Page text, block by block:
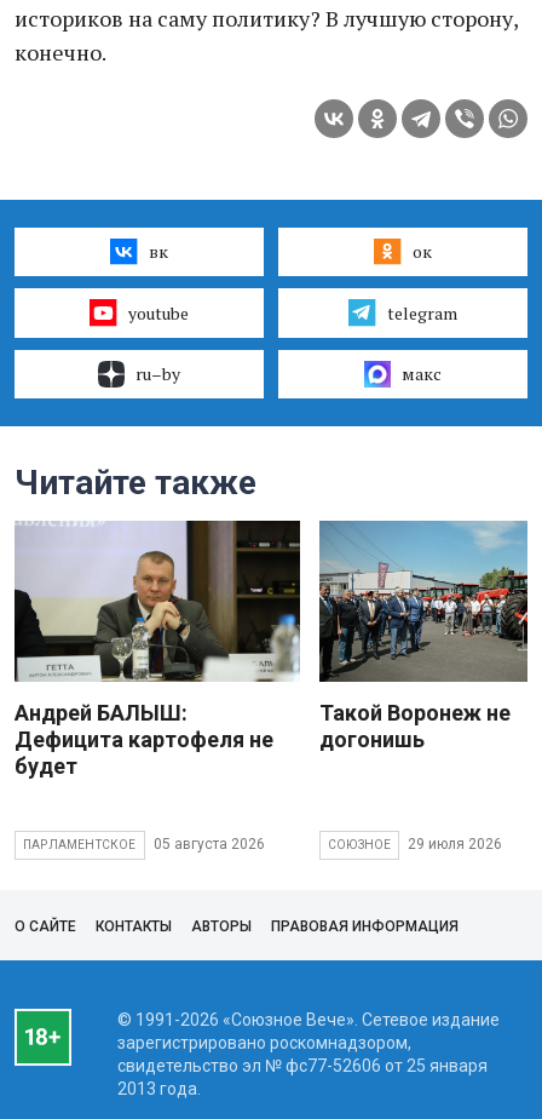
историков на саму политику? В лучшую сторону,
конечно.
вк ок
youtube telegram
ru–by макс
Читайте также
Андрей БАЛЫШ:
Дефицита картофеля не
будет
ПАРЛАМЕНТСКОЕ 05 августа 2026
Такой Воронеж не
догонишь
СОЮЗНОЕ 29 июля 2026
О САЙТЕ КОНТАКТЫ АВТОРЫ ПРАВОВАЯ ИНФОРМАЦИЯ
© 1991-2026 «Союзное Вече». Сетевое издание
зарегистрировано роскомнадзором,
свидетельство эл № фc77-52606 от 25 января
2013 года.